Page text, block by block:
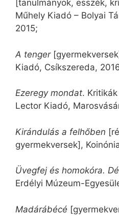
[tanulmányok, esszék,
Műhely Kiadó – Bolyai
2015;
A tenger
Kiadó, Csíkszereda,
Ezeregy mondat.
Lector Kiadó,
Kirándulás a felhőben
gyermekversek],
Üvegfej és homokóra.
Erdélyi Múzeum-
Madárábécé